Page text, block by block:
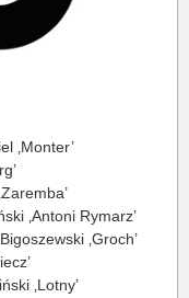
‚Monter’
‚Antoni Rymarz’
‚Groch’
‚Lotny’